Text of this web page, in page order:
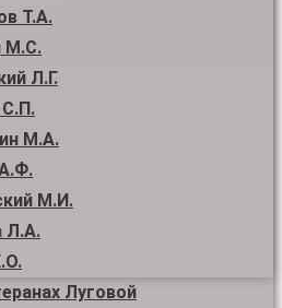
Т.А.
М.С.
Л.Г.
М.А.
М.И.
Л.А.
Луговой